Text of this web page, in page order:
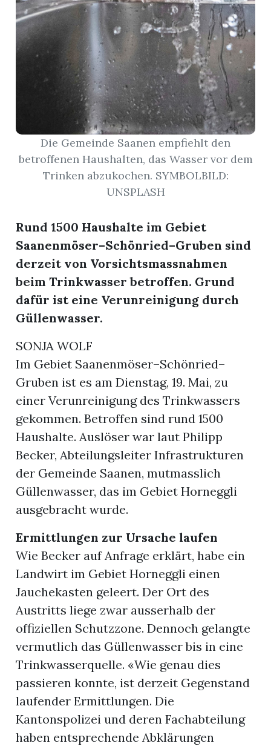
Die Gemeinde Saanen empfiehlt den
betroffenen Haushalten, das Wasser vor dem
Trinken abzukochen. SYMBOLBILD:
UNSPLASH
Rund 1500 Haushalte im Gebiet
Saanenmöser–Schönried–Gruben sind
derzeit von Vorsichtsmassnahmen
beim Trinkwasser betroffen. Grund
dafür ist eine Verunreinigung durch
Güllenwasser.
SONJA WOLF
Im Gebiet Saanenmöser–Schönried–
Gruben ist es am Dienstag, 19. Mai, zu
einer Verunreinigung des Trinkwassers
gekommen. Betroffen sind rund 1500
Haushalte. Auslöser war laut Philipp
Becker, Abteilungsleiter Infrastrukturen
der Gemeinde Saanen, mutmasslich
Güllenwasser, das im Gebiet Horneggli
ausgebracht wurde.
Ermittlungen zur Ursache laufen
Wie Becker auf Anfrage erklärt, habe ein
Landwirt im Gebiet Horneggli einen
Jauchekasten geleert. Der Ort des
Austritts liege zwar ausserhalb der
offiziellen Schutzzone. Dennoch gelangte
vermutlich das Güllenwasser bis in eine
Trinkwasserquelle. «Wie genau dies
passieren konnte, ist derzeit Gegenstand
laufender Ermittlungen. Die
Kantonspolizei und deren Fachabteilung
haben entsprechende Abklärungen